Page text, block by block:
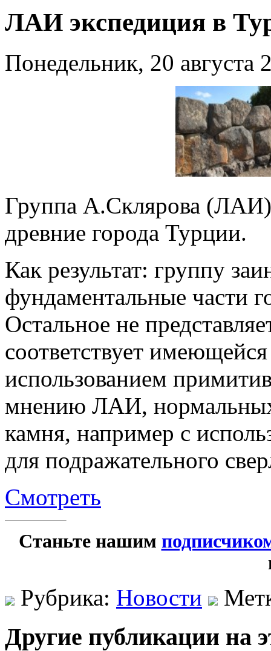
ЛАИ экспедиция в
Понедельник, 20 августа
Группа А.Склярова
древние города Турции.
Как результат: группу
фундаментальные части
Остальное не
соответствует
использованием
мнению ЛАИ,
камня, например с
для подражательного
Смотреть
Станьте нашим
Рубрика: Новости
Другие публикации на